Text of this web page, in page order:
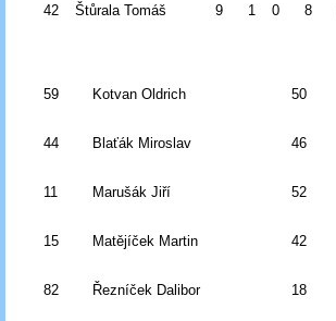
42 Štůrala Tomáš 9 1 0 8
59 Kotvan Oldrich 50
44 Blaťák Miroslav 46
11 Marušák Jiří 52
15 Matějíček Martin 42
82 Řezníček Dalibor 18